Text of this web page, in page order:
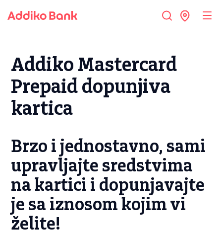
Addiko Mastercard
Prepaid dopunjiva
kartica
Brzo i jednostavno, sami
upravljajte sredstvima
na kartici i dopunjavajte
je sa iznosom kojim vi
želite!